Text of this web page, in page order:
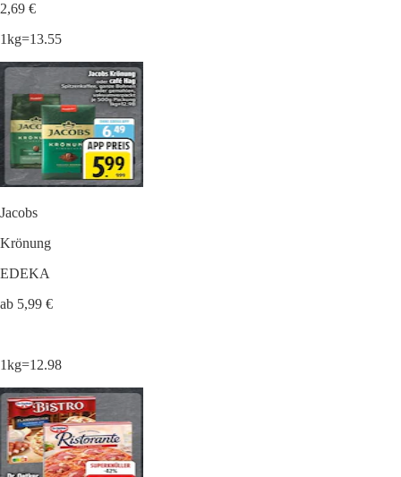
2,69 €
1kg=13.55
Jacobs
Krönung
EDEKA
ab 5,99 €
1kg=12.98